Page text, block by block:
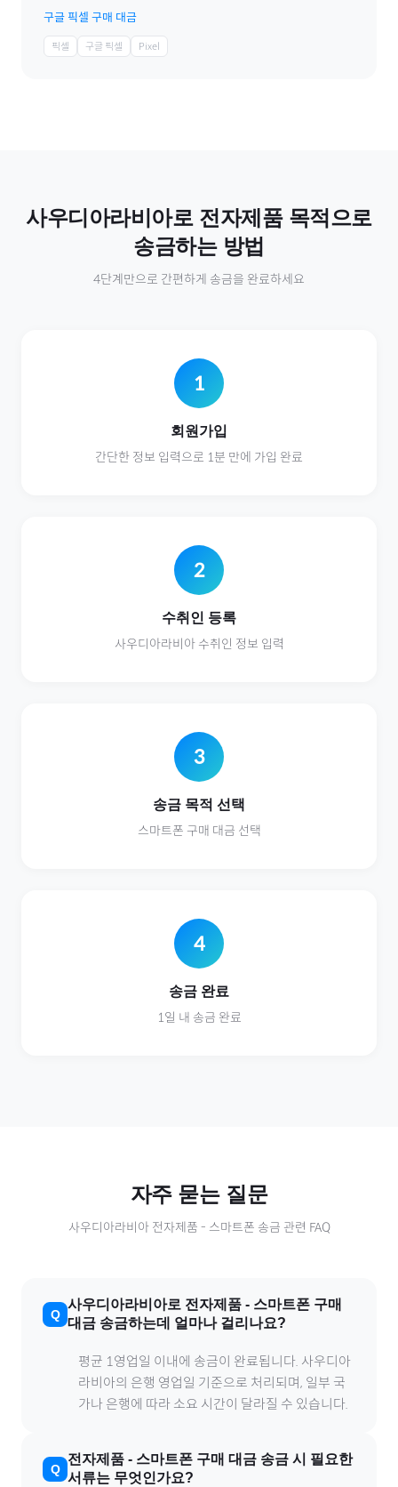
구글 픽셀 구매 대금
픽셀 구글 픽셀 Pixel
사우디아라비아로 전자제품 목적으로
송금하는 방법
4단계만으로 간편하게 송금을 완료하세요
1
회원가입
간단한 정보 입력으로 1분 만에 가입 완료
2
수취인 등록
사우디아라비아수취인 정보 입력
3
송금 목적 선택
스마트폰 구매 대금 선택
4
송금 완료
1일 내 송금 완료
자주 묻는 질문
사우디아라비아 전자제품 - 스마트폰 송금 관련 FAQ
사우디아라비아로 전자제품 - 스마트폰 구매
대금 송금하는데 얼마나 걸리나요?
평균 1영업일 이내에 송금이 완료됩니다. 사우디아
라비아의 은행 영업일 기준으로 처리되며, 일부 국
가나 은행에 따라 소요 시간이 달라질 수 있습니다.
전자제품 - 스마트폰 구매 대금 송금 시 필요한
서류는 무엇인가요?